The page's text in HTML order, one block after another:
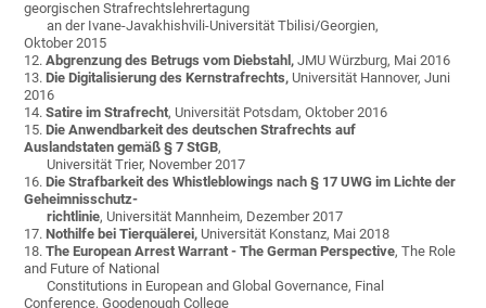
georgischen Strafrechtslehrertagung
an der Ivane-Javakhishvili-Universität Tbilisi/Georgien,
Oktober 2015
12.Abgrenzung des Betrugs vom Diebstahl,JMU Würzburg, Mai 2016
13.Die Digitalisierung des Kernstrafrechts, Universität Hannover, Juni
2016
14.Satire im Strafrecht, Universität Potsdam, Oktober 2016
15.Die Anwendbarkeit des deutschen Strafrechts auf
Auslandstaten gemäß § 7 StGB,
Universität Trier, November 2017
16.Die Strafbarkeit des Whistleblowings nach § 17 UWG im Lichte der
Geheimnisschutz-
richtlinie, Universität Mannheim, Dezember 2017
17.Nothilfe bei Tierquälerei, Universität Konstanz, Mai 2018
18.The European Arrest Warrant - The German Perspective, The Role
and Future of National
Constitutions in European and Global Governance, Final
Conference, Goodenough College